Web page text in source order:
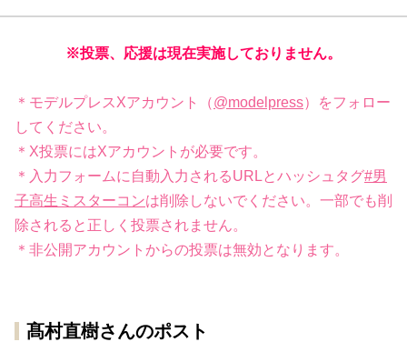
※投票、応援は現在実施しておりません。
＊モデルプレスXアカウント（@modelpress）をフォロー
してください。
＊X投票にはXアカウントが必要です。
＊入力フォームに自動入力されるURLとハッシュタグ#男
子高生ミスターコンは削除しないでください。一部でも削
除されると正しく投票されません。
＊非公開アカウントからの投票は無効となります。
髙村直樹さんのポスト